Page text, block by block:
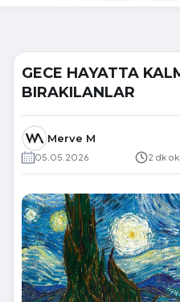
GECE HAYATTA
BIRAKILANLAR
Merve M
05.05.2026 2 dk